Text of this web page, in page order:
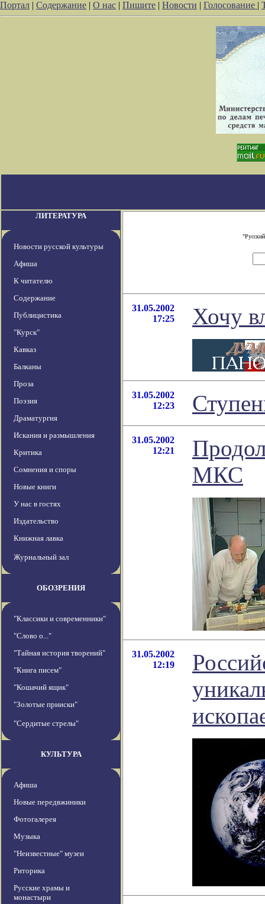
Портал | Содержание | О нас | Пишите | Новости | Голосование |
ЛИТЕРАТУРА
Новости русской культуры
Афиша
К читателю
Содержание
Публицистика
"Курск"
Кавказ
Балканы
Проза
Поэзия
Драматургия
Искания и размышления
Критика
Сомнения и споры
Новые книги
У нас в гостях
Издательство
Книжная лавка
Журнальный зал
ОБОЗРЕНИЯ
"Классики и современники"
"Слово о..."
"Тайная история творений"
"Книга писем"
"Кошачий ящик"
"Золотые прииски"
"Сердитые стрелы"
КУЛЬТУРА
Афиша
Новые передвжиники
Фотогалерея
Музыка
"Неизвестные" музеи
Риторика
Русские храмы и
монастыри
31.05.2002
17:25
Хочу
31.05.2002
12:23
31.05.2002
12:21
МКС
31.05.2002
12:19